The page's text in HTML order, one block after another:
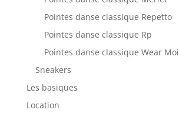
Pointes danse classique Repetto
Pointes danse classique Rp
Pointes danse classique Wear Moi
Sneakers
Les basiques
Location